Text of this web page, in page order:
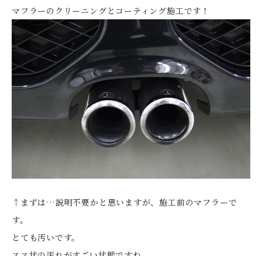
マフラーのクリーニングとコーティング施工です！
↑まずは…説明不要かと思いますが、施工前のマフラーで
す。
とても汚いです。